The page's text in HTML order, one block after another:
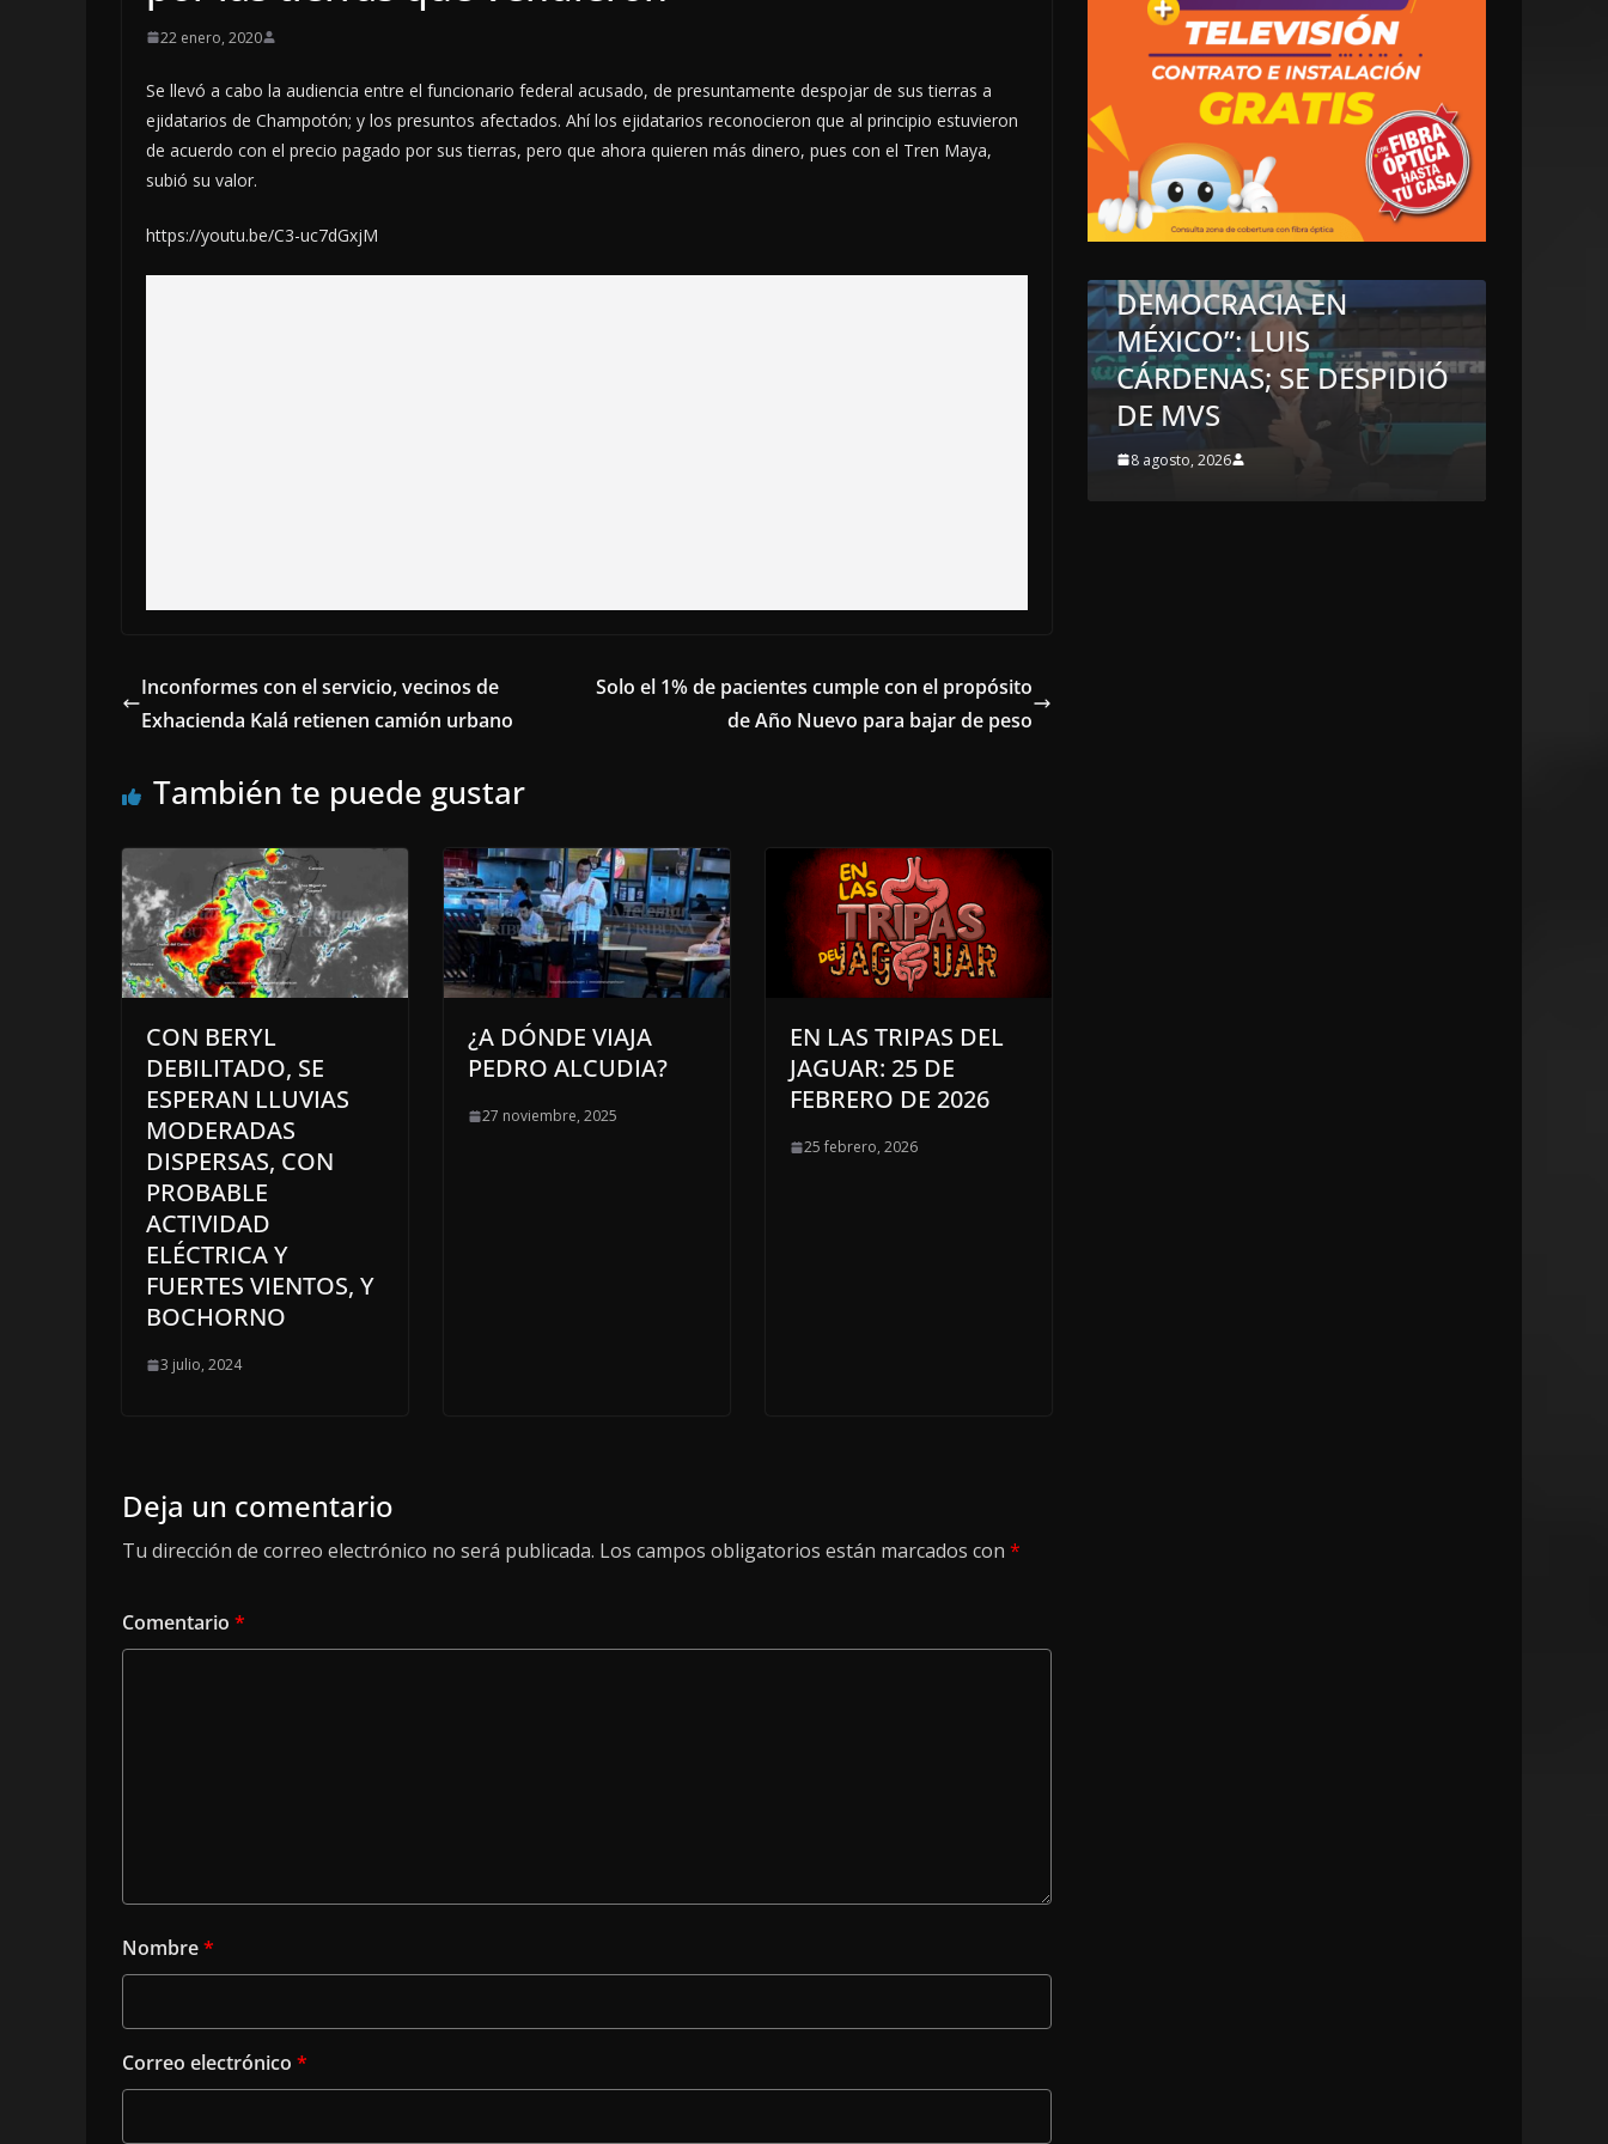
22 enero, 2020
Se llevó a cabo la audiencia entre el funcionario federal acusado, de presuntamente despojar de sus tierras a
ejidatarios de Champotón; y los presuntos afectados. Ahí los ejidatarios reconocieron que al principio estuvieron
de acuerdo con el precio pagado por sus tierras, pero que ahora quieren más dinero, pues con el Tren Maya,
subió su valor.
https://youtu.be/C3-uc7dGxjM
Inconformes con el servicio, vecinos de
Exhacienda Kalá retienen camión urbano
Solo el 1% de pacientes cumple con el propósito
de Año Nuevo para bajar de peso
También te puede gustar
CON BERYL
DEBILITADO, SE
ESPERAN LLUVIAS
MODERADAS
DISPERSAS, CON
PROBABLE
ACTIVIDAD
ELÉCTRICA Y
FUERTES VIENTOS, Y
BOCHORNO
3 julio, 2024
¿A DÓNDE VIAJA
PEDRO ALCUDIA?
27 noviembre, 2025
EN LAS TRIPAS DEL
JAGUAR: 25 DE
FEBRERO DE 2026
25 febrero, 2026
Deja un comentario
Tu dirección de correo electrónico no será publicada. Los campos obligatorios están marcados con *
Comentario *
Nombre*
Correo electrónico *
“NO VIVIMOS BUENOS
TIEMPOS PARA LA
LIBERTAD DE EXPRESIÓN
NI PARA LA
DEMOCRACIA EN
MÉXICO”: LUIS
CÁRDENAS; SE DESPIDIÓ
INTERNACIONALES
CIRCULA EN REDES:
NADIE COMO
PARA DEMOSTRAR
AUSTERIDAD
REPUBLICANA;
MADRID LE LLEGAN
CRÍTICAS”